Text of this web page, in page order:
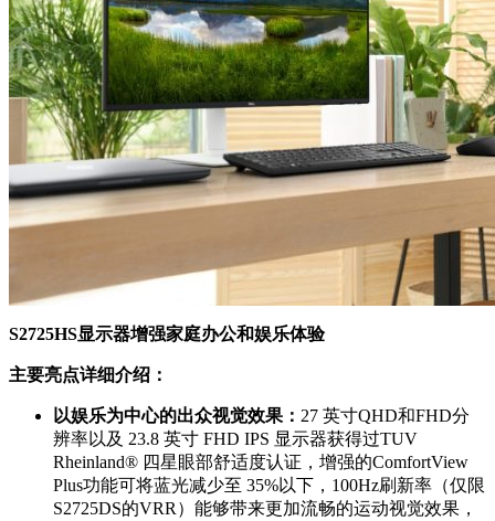
S2725HS显示器增强家庭办公和娱乐体验
主要亮点详细介绍：
以娱乐为中心的出众视觉效果： 27 英寸QHD和FHD分
辨率以及 23.8 英寸 FHD IPS 显示器获得过TUV
Rheinland® 四星眼部舒适度认证，增强的ComfortView
Plus功能可将蓝光减少至 35%以下，100Hz刷新率（仅限
S2725DS的VRR）能够带来更加流畅的运动视觉效果，